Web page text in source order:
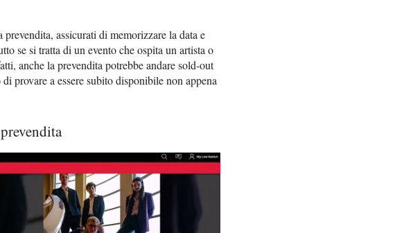
assicurati di memorizzare la data e
se si tratta di un evento che ospita un artista o
anche la prevendita potrebbe andare sold-out
provare a essere subito disponibile non appena